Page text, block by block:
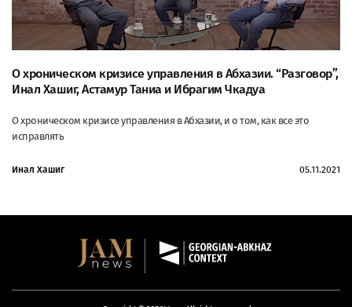
О хроническом кризисе управления в Абхазии. “Разговор”,
Инал Хашиг, Астамур Таниа и Ибрагим Чкадуа
О хроническом кризисе управления в Абхазии, и о том, как все это
исправлять
Инал Хашиг 05.11.2021